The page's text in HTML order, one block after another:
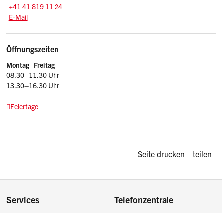
Tel.:
+41 41 819 11 24
E-Mail: srsz
E-Mail
Öffnungszeiten
Montag–Freitag
08.30–11.30 Uhr
13.30–16.30 Uhr
Feiertage
Diese Seite
Seite drucken teilen
Footer
Services Telefonzentrale